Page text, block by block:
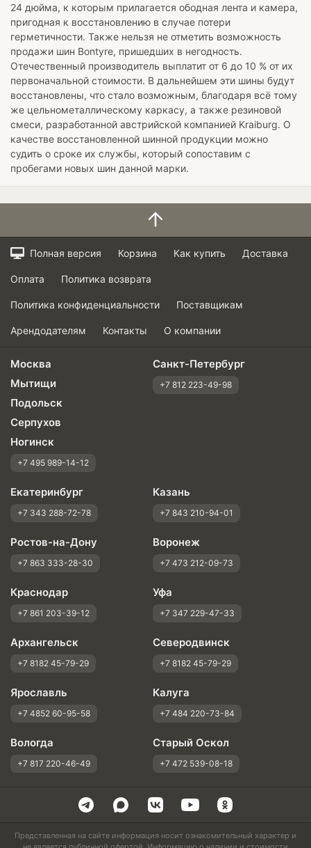
24 дюйма, к которым прилагается ободная лента и камера,
пригодная к восстановлению в случае потери
герметичности. Также нельзя не отметить возможность
продажи шин Bontyre, пришедших в негодность.
Отечественный производитель выплатит от 6 до 10 % от их
первоначальной стоимости. В дальнейшем эти шины будут
восстановлены, что стало возможным, благодаря всё тому
же цельнометаллическому каркасу, а также резиновой
смеси, разработанной австрийской компанией Kraiburg. О
качестве восстановленной шинной продукции можно
судить о сроке их службы, который сопоставим с
пробегами новых шин данной марки.
Полная версия Корзина Как купить Доставка
Оплата Политика возврата
Политика конфиденциальности Поставщикам
Арендодателям Контакты О компании
Москва
Мытищи
Подольск
Серпухов
Ногинск
+7 495 989-14-12
Санкт-Петербург
+7 812 223-49-98
Екатеринбург
+7 343 288-72-78
Казань
+7 843 210-94-01
Ростов-на-Дону
+7 863 333-28-30
Воронеж
+7 473 212-09-73
Краснодар
+7 861 203-39-12
Уфа
+7 347 229-47-33
Архангельск
+7 8182 45-79-29
Северодвинск
+7 8182 45-79-29
Ярославль
+7 4852 60-95-58
Калуга
+7 484 220-73-84
Вологда
+7 817 220-46-49
Старый Оскол
+7 472 539-08-18
Представленная на сайте информация носит ознакомительный характер и